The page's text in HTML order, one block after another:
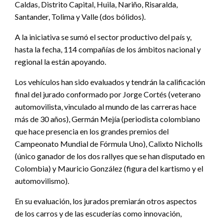
Caldas, Distrito Capital, Huila, Nariño, Risaralda,
Santander, Tolima y Valle (dos bólidos).
A la iniciativa se sumó el sector productivo del país y,
hasta la fecha, 114 compañías de los ámbitos nacional y
regional la están apoyando.
Los vehículos han sido evaluados y tendrán la calificación
final del jurado conformado por Jorge Cortés (veterano
automovilista, vinculado al mundo de las carreras hace
más de 30 años), Germán Mejía (periodista colombiano
que hace presencia en los grandes premios del
Campeonato Mundial de Fórmula Uno), Calixto Nicholls
(único ganador de los dos rallyes que se han disputado en
Colombia) y Mauricio González (figura del kartismo y el
automovilismo).
En su evaluación, los jurados premiarán otros aspectos
de los carros y de las escuderías como innovación,